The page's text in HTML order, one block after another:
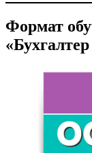
Формат